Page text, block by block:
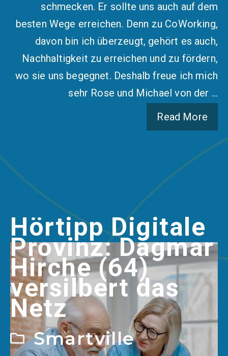
schmecken. Er sollte uns auch auf dem
besten Wege erreichen. Denn zu CoWorking,
davon bin ich überzeugt, gehört es auch,
Nachhaltigkeit zu erreichen und zu fördern,
wo sie uns begegnet. Deshalb freue ich mich
sehr Rose und Michael von der …
Read More
Hörtipp Digitale
Provinz: Dagmar
Hirche (64)
versilbert das
Netz
Smartville